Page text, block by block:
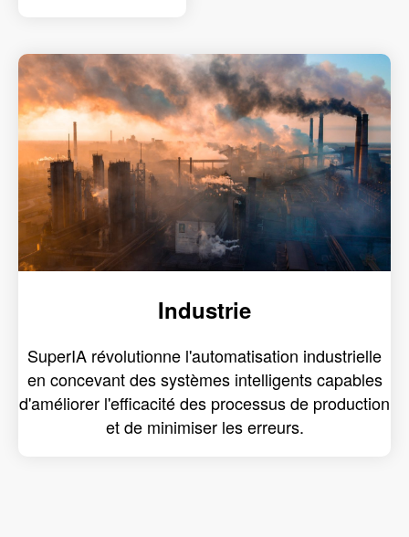
Industrie
SuperIA révolutionne l'automatisation industrielle
en concevant des systèmes intelligents capables
d'améliorer l'efficacité des processus de production
et de minimiser les erreurs.